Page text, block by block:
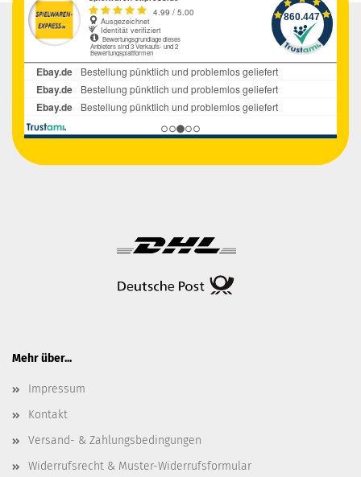
Mehr über...
Impressum
Kontakt
Versand- & Zahlungsbedingungen
Widerrufsrecht & Muster-Widerrufsformular